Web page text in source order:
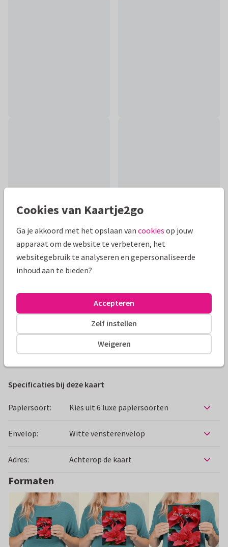
Productinformatie
Wens iemand veel beterschap toe met deze
natuur foto van een rode kerst ster plant.
Alle kaarten zijn helemaal naar wens aan te passen
Beterschapskaarten ilse Vrouw Bloemen
Specificaties bij deze kaart
Papiersoort: Kies uit 6 luxe papiersoorten
Envelop: Witte vensterenvelop
Adres: Achterop de kaart
Formaten
Cookies van Kaartje2go
Ga je akkoord met het opslaan van cookies op jouw
apparaat om de website te verbeteren, het
websitegebruik te analyseren en gepersonaliseerde
inhoud aan te bieden?
Weigeren
Zelf instellen
Accepteren